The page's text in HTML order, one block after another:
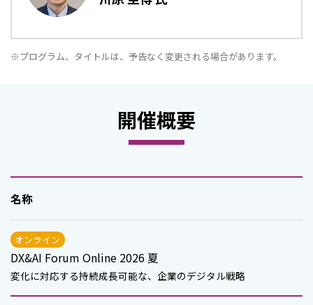
※プログラム、タイトルは、予告なく変更される場合があります。
開催概要
名称
オンライン
DX&AI Forum Online 2026 夏
変化に対応する持続成長可能な、企業のデジタル戦略